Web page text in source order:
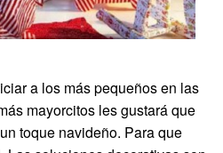
a los más pequeños en las
mayorcitos les gustará que
toque navideño. Para que